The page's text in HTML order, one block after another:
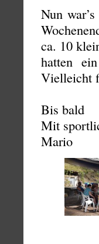
Nun
ca. 10
hatten
Vielleicht
Bis bald
Mit
Mario